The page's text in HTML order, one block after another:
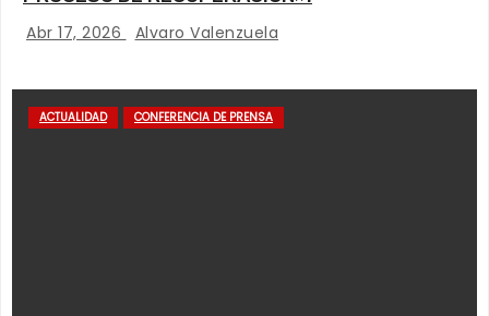
Abr 17, 2026 Alvaro Valenzuela
ACTUALIDAD CONFERENCIA DE PRENSA